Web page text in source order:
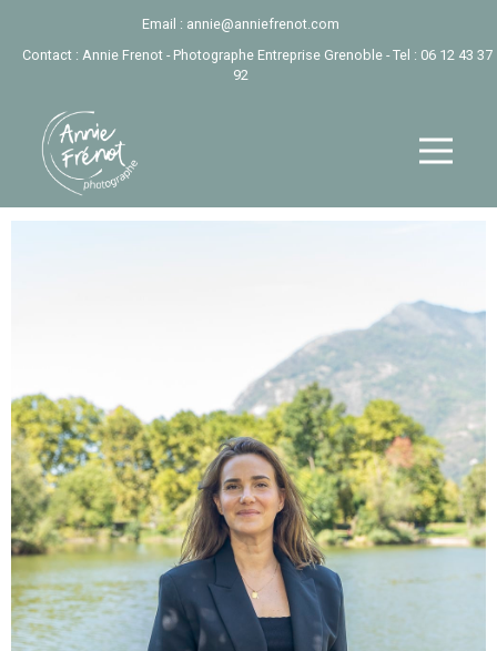
Email : annie@anniefrenot.com
Contact : Annie Frenot - Photographe Entreprise Grenoble - Tel : 06 12 43 37
92